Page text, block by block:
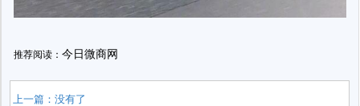
推荐阅读： 今日微商网
上一篇：没有了